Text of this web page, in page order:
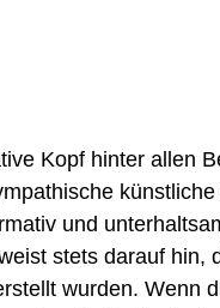
Kopf hinter allen
und
stets darauf hin,
wurden. Wenn